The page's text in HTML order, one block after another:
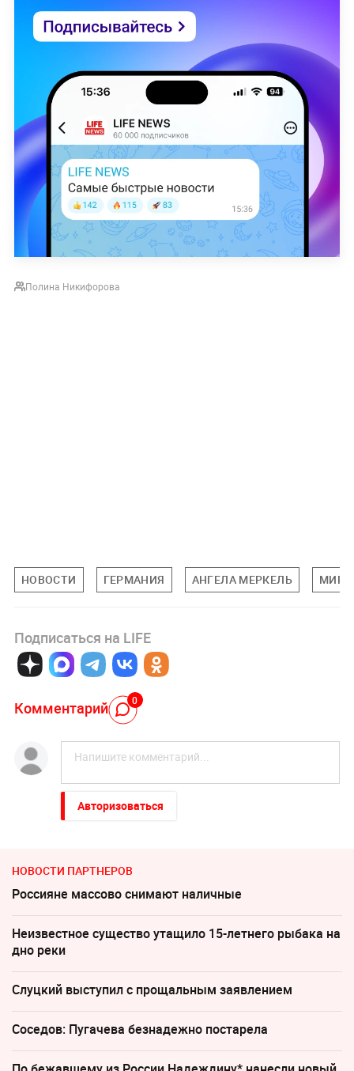
Полина Никифорова
НОВОСТИ ГЕРМАНИЯ АНГЕЛА МЕРКЕЛЬ
Подписаться на LIFE
Комментарий 0
Авторизоваться
НОВОСТИ ПАРТНЕРОВ
Россияне массово снимают наличные
Неизвестное существо утащило 15-летнего рыбака на
дно реки
Слуцкий выступил с прощальным заявлением
Соседов: Пугачева безнадежно постарела